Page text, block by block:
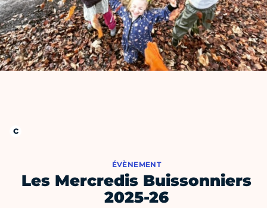
ÉVÈNEMENT
Les Mercredis Buissonniers
2025-26